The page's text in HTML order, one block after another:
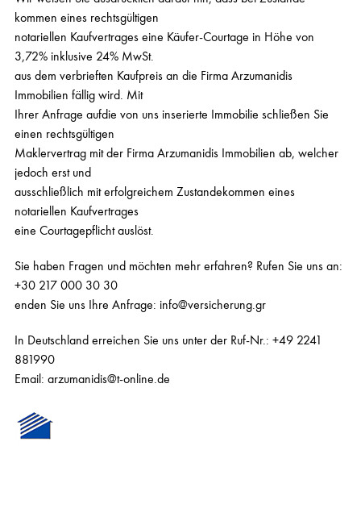
kommen eines rechtsgültigen
notariellen Kaufvertrages eine Käufer-Courtage in Höhe von
3,72% inklusive 24% MwSt.
aus dem verbrieften Kaufpreis an die Firma Arzumanidis
Immobilien fällig wird. Mit
Ihrer Anfrage aufdie von uns inserierte Immobilie schließen Sie
einen rechtsgültigen
Maklervertrag mit der Firma Arzumanidis Immobilien ab, welcher
jedoch erst und
ausschließlich mit erfolgreichem Zustandekommen eines
notariellen Kaufvertrages
eine Courtagepflicht auslöst.
Sie haben Fragen und möchten mehr erfahren? Rufen Sie uns an:
+30 217 000 30 30
enden Sie uns Ihre Anfrage: info@versicherung.gr
In Deutschland erreichen Sie uns unter der Ruf-Nr.: +49 2241
881990
Email: arzumanidis@t-online.de